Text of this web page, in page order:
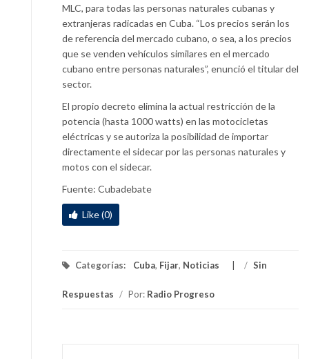
MLC, para todas las personas naturales cubanas y
extranjeras radicadas en Cuba. “Los precios serán los
de referencia del mercado cubano, o sea, a los precios
que se venden vehículos similares en el mercado
cubano entre personas naturales”, enunció el titular del
sector.
El propio decreto elimina la actual restricción de la
potencia (hasta 1000 watts) en las motocicletas
eléctricas y se autoriza la posibilidad de importar
directamente el sidecar por las personas naturales y
motos con el sidecar.
Fuente: Cubadebate
Like (0)
Categorías: Cuba, Fijar, Noticias / Sin
Respuestas / Por: Radio Progreso